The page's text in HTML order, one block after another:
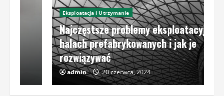
Eksploatacja i Utrzymanie
Najczęstsze problemy eksploatacyjne w
halach prefabrykowanych i jak je
rozwiązywać
20 czerwca, 2024